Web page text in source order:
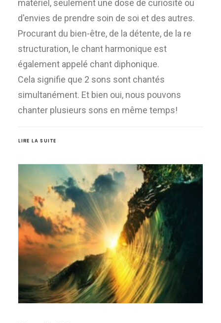
matériel, seulement une dose de curiosité ou
d'envies de prendre soin de soi et des autres.
Procurant du bien-être, de la détente, de la re
structuration, le chant harmonique est
également appelé chant diphonique.
Cela signifie que 2 sons sont chantés
simultanément. Et bien oui, nous pouvons
chanter plusieurs sons en même temps!
LIRE LA SUITE